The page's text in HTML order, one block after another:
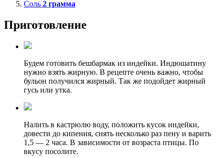
Соль 2 грамма
Приготовление
Будем готовить бешбармак из индейки. Индюшатину
нужно взять жирную. В рецепте очень важно, чтобы
бульон получился жирный. Так же подойдет жирный
гусь или утка.
Налить в кастрюлю воду, положить кусок индейки,
довести до кипения, снять несколько раз пену и варить
1,5 — 2 часа. В зависимости от возраста птицы. По
вкусу посолите.